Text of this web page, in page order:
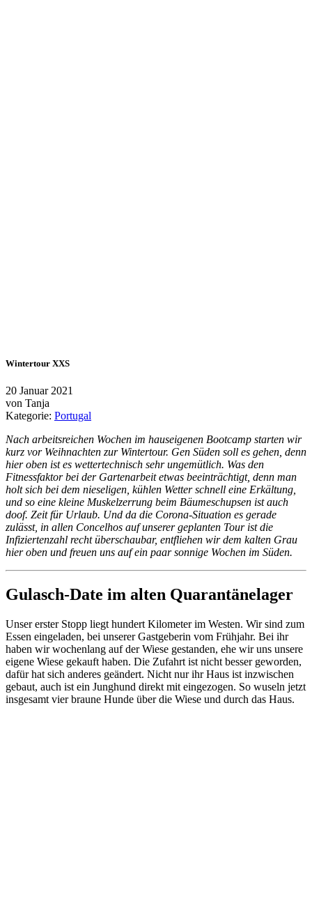
Wintertour XXS
20 Januar 2021
von Tanja
Kategorie: Portugal
Nach arbeitsreichen Wochen im hauseigenen Bootcamp starten wir
kurz vor Weihnachten zur Wintertour. Gen Süden soll es gehen, denn
hier oben ist es wettertechnisch sehr ungemütlich. Was den
Fitnessfaktor bei der Gartenarbeit etwas beeinträchtigt, denn man
holt sich bei dem nieseligen, kühlen Wetter schnell eine Erkältung,
und so eine kleine Muskelzerrung beim Bäumeschupsen ist auch
doof. Zeit für Urlaub. Und da die Corona-Situation es gerade
zulässt, in allen Concelhos auf unserer geplanten Tour ist die
Infiziertenzahl recht überschaubar, entfliehen wir dem kalten Grau
hier oben und freuen uns auf ein paar sonnige Wochen im Süden.
Gulasch-Date im alten Quarantänelager
Unser erster Stopp liegt hundert Kilometer im Westen. Wir sind zum
Essen eingeladen, bei unserer Gastgeberin vom Frühjahr. Bei ihr
haben wir wochenlang auf der Wiese gestanden, ehe wir uns unsere
eigene Wiese gekauft haben. Die Zufahrt ist nicht besser geworden,
dafür hat sich anderes geändert. Nicht nur ihr Haus ist inzwischen
gebaut, auch ist ein Junghund direkt mit eingezogen. So wuseln jetzt
insgesamt vier braune Hunde über die Wiese und durch das Haus.